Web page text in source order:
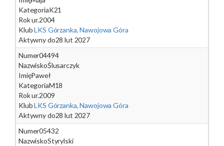
KategoriaK21
Rok ur.2004
KlubLKS Górzanka, Nawojowa Góra
Aktywny do28 lut 2027
Numer04494
NazwiskoŚlusarczyk
ImięPaweł
KategoriaM18
Rok ur.2009
KlubLKS Górzanka, Nawojowa Góra
Aktywny do28 lut 2027
Numer05432
NazwiskoStyrylski